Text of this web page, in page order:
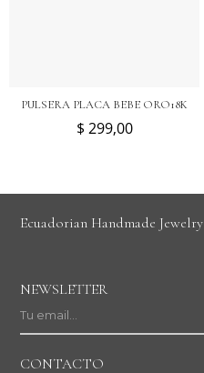
PULSERA PLACA BEBE ORO18K
$ 299,00
Ecuadorian Handmade Jewelry
NEWSLETTER
CONTACTO